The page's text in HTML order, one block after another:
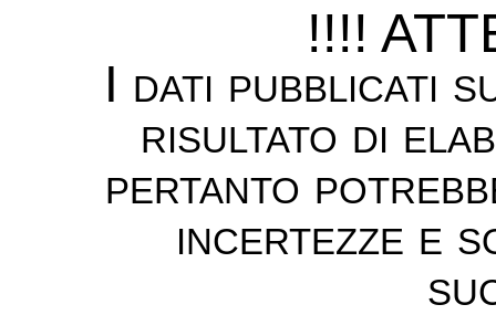
!!!!
I dati pubblicati
risultato di
pertanto
incertezze e